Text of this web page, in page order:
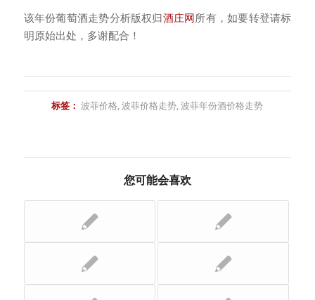
该年份葡萄酒走势分析版权归酒庄网所有，如要转登请标
明原始出处，多谢配合！
标签： 波菲价格,波菲价格走势,波菲年份酒价格走势
您可能会喜欢